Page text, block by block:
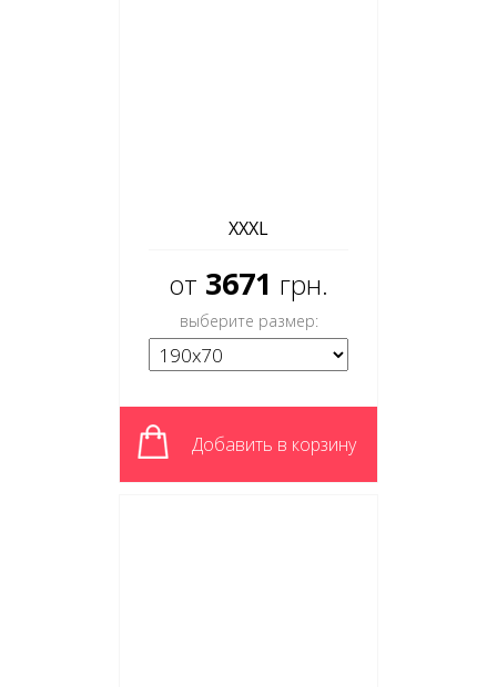
XXXL
от 3671 грн.
выберите размер:
Добавить в корзину